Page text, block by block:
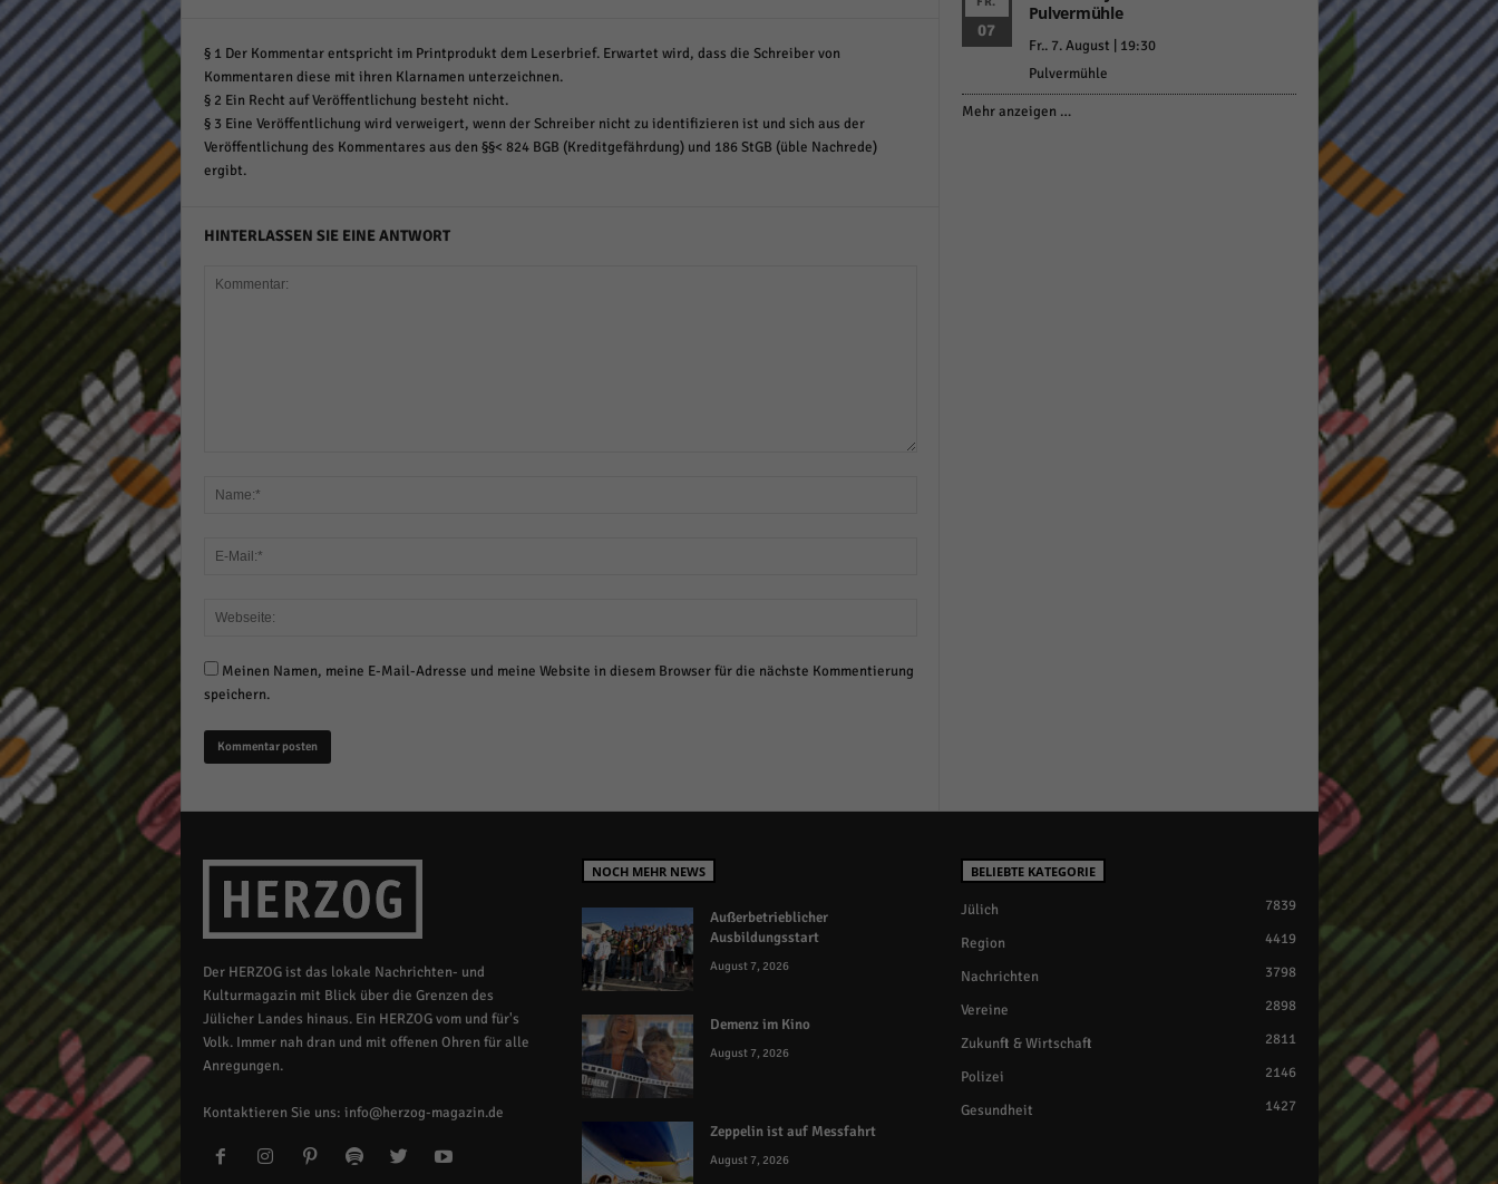
§ 1 Der Kommentar entspricht im Printprodukt dem Leserbrief. Erwartet wird, dass die Schreiber von
Kommentaren diese mit ihren Klarnamen unterzeichnen.
§ 2 Ein Recht auf Veröffentlichung besteht nicht.
§ 3 Eine Veröffentlichung wird verweigert, wenn der Schreiber nicht zu identifizieren ist und sich aus der
Veröffentlichung des Kommentares aus den §§< 824 BGB (Kreditgefährdung) und 186 StGB (üble Nachrede)
ergibt.
HINTERLASSEN SIE EINE ANTWORT
Meinen Namen, meine E-Mail-Adresse und meine Website in diesem Browser für die nächste Kommentierung
speichern.
07
Pulvermühle
Fr.. 7. August | 19:30
Pulvermühle
Mehr anzeigen …
Der HERZOG ist das lokale Nachrichten- und
Kulturmagazin mit Blick über die Grenzen des
Jülicher Landes hinaus. Ein HERZOG vom und für's
Volk. Immer nah dran und mit offenen Ohren für alle
Anregungen.
Kontaktieren Sie uns: info@herzog-magazin.de
NOCH MEHR NEWS
Außerbetrieblicher
Ausbildungsstart
August 7, 2026
Demenz im Kino
August 7, 2026
Zeppelin ist auf Messfahrt
August 7, 2026
BELIEBTE KATEGORIE
Jülich 7839
Region 4419
Nachrichten 3798
Vereine 2898
Zukunft & Wirtschaft 2811
Polizei 2146
Gesundheit 1427